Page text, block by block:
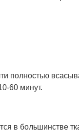
полностью
60 минут.
в большинстве